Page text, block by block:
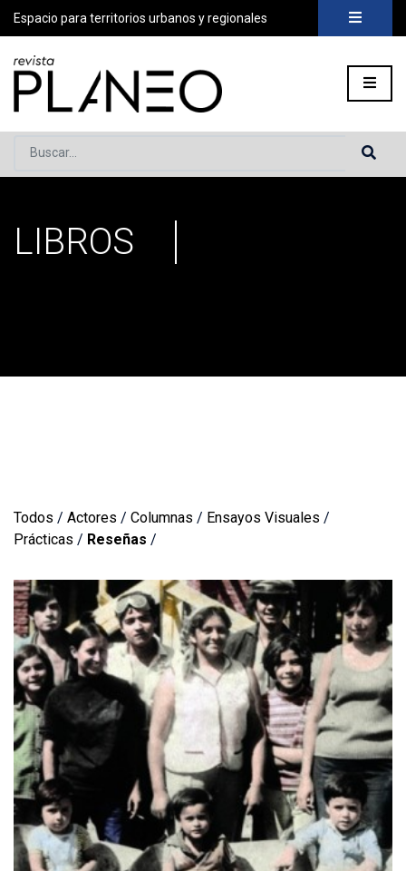
Espacio para territorios urbanos y regionales
Buscar...
Portada »Secciones
LIBROS
Todos / Actores / Columnas / Ensayos Visuales /
Prácticas / Reseñas /